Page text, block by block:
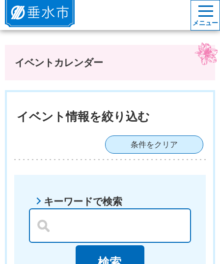
垂水市
メニュー
イベントカレンダー
イベント情報を絞り込む
条件をクリア
キーワードで検索